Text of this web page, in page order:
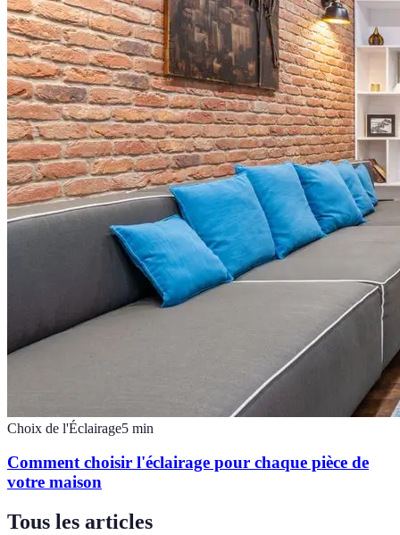
Choix de l'Éclairage5 min
Comment choisir l'éclairage pour chaque pièce de
votre maison
Tous les articles